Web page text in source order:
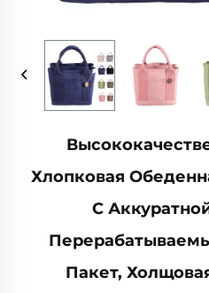
Хлопковая
С
Пакет,